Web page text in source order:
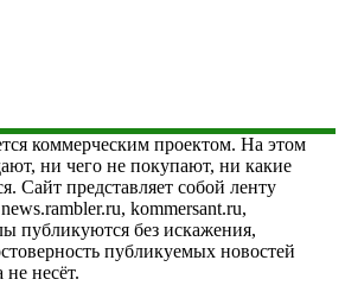
коммерческим проектом. На этом
ни чего не покупают, ни какие
Сайт представляет собой ленту
kommersant.ru,
публикуются без искажения,
публикуемых новостей
несёт.